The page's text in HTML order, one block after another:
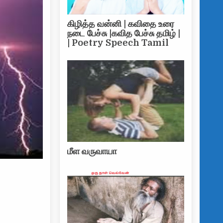
கிழித்த வன்னி | கவிதை உரை
நடை பேச்சு |கவித பேச்சு தமிழ் |
| Poetry Speech Tamil
மீள வருவாயா